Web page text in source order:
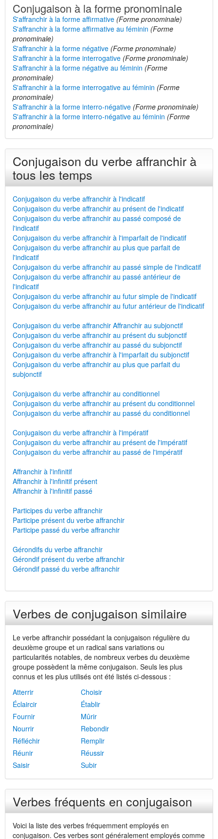
Conjugaison à la forme pronominale
S'affranchir à la forme affirmative (Forme pronominale)
S'affranchir à la forme affirmative au féminin (Forme
pronominale)
S'affranchir à la forme négative (Forme pronominale)
S'affranchir à la forme interrogative (Forme pronominale)
S'affranchir à la forme négative au féminin (Forme
pronominale)
S'affranchir à la forme interrogative au féminin (Forme
pronominale)
S'affranchir à la forme interro-négative (Forme pronominale)
S'affranchir à la forme interro-négative au féminin (Forme
pronominale)
Conjugaison du verbe affranchir à
tous les temps
Conjugaison du verbe affranchir à l'indicatif
Conjugaison du verbe affranchir au présent de l'indicatif
Conjugaison du verbe affranchir au passé composé de
l'indicatif
Conjugaison du verbe affranchir à l'imparfait de l'indicatif
Conjugaison du verbe affranchir au plus que parfait de
l'indicatif
Conjugaison du verbe affranchir au passé simple de l'indicatif
Conjugaison du verbe affranchir au passé antérieur de
l'indicatif
Conjugaison du verbe affranchir au futur simple de l'indicatif
Conjugaison du verbe affranchir au futur antérieur de l'indicatif
Conjugaison du verbe affranchir Affranchir au subjonctif
Conjugaison du verbe affranchir au présent du subjonctif
Conjugaison du verbe affranchir au passé du subjonctif
Conjugaison du verbe affranchir à l'imparfait du subjonctif
Conjugaison du verbe affranchir au plus que parfait du
subjonctif
Conjugaison du verbe affranchir au conditionnel
Conjugaison du verbe affranchir au présent du conditionnel
Conjugaison du verbe affranchir au passé du conditionnel
Conjugaison du verbe affranchir à l'impératif
Conjugaison du verbe affranchir au présent de l'impératif
Conjugaison du verbe affranchir au passé de l'impératif
Affranchir à l'infinitif
Affranchir à l'infinitif présent
Affranchir à l'infinitif passé
Participes du verbe affranchir
Participe présent du verbe affranchir
Participe passé du verbe affranchir
Gérondifs du verbe affranchir
Gérondif présent du verbe affranchir
Gérondif passé du verbe affranchir
Verbes de conjugaison similaire
Le verbe affranchir possédant la conjugaison régulière du
deuxième groupe et un radical sans variations ou
particularités notables, de nombreux verbes du deuxième
groupe possèdent la même conjugaison. Seuls les plus
connus et les plus utilisés ont été listés ci-dessous :
Atterrir
Choisir
Éclaircir
Établir
Fournir
Mûrir
Nourrir
Rebondir
Réfléchir
Remplir
Réunir
Réussir
Saisir
Subir
Verbes fréquents en conjugaison
Voici la liste des verbes fréquemment employés en
conjugaison. Ces verbes sont généralement employés comme